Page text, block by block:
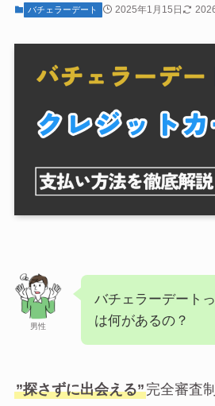
バチェラーデート 2025年1月15日
男性
バチェラーデート
は何があるの？
”探さずに出会える”完全審査